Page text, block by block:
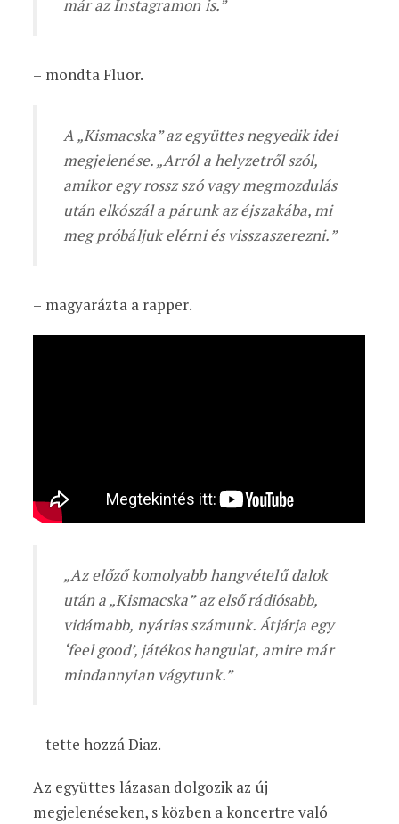
már az Instagramon is.”
– mondta Fluor.
A „Kismacska” az együttes negyedik idei
megjelenése. „Arról a helyzetről szól,
amikor egy rossz szó vagy megmozdulás
után elkószál a párunk az éjszakába, mi
meg próbáljuk elérni és visszaszerezni.”
– magyarázta a rapper.
„Az előző komolyabb hangvételű dalok
után a „Kismacska” az első rádiósabb,
vidámabb, nyárias számunk. Átjárja egy
‘feel good’, játékos hangulat, amire már
mindannyian vágytunk.”
– tette hozzá Diaz.
Az együttes lázasan dolgozik az új
megjelenéseken, s közben a koncertre való